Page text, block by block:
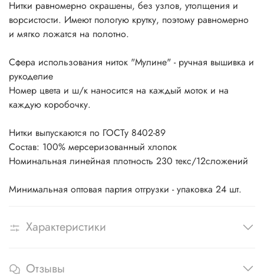
Нитки равномерно окрашены, без узлов, утолщения и
ворсистости. Имеют пологую крутку, поэтому равномерно
и мягко ложатся на полотно.
Сфера использования ниток "Мулине" - ручная вышивка и
рукоделие
Номер цвета и ш/к наносится на каждый моток и на
каждую коробочку.
Нитки выпускаются по ГОСТу 8402-89
Состав: 100% мерсеризованный хлопок
Номинальная линейная плотность 230 текс/12сложений
Минимальная оптовая партия отгрузки - упаковка 24 шт.
Характеристики
Отзывы